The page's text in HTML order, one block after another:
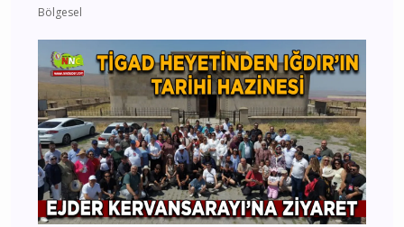
Bölgesel